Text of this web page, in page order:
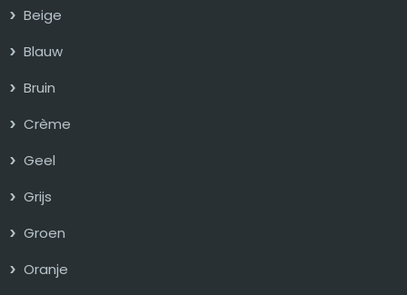
Beige
Blauw
Bruin
Crème
Geel
Grijs
Groen
Oranje